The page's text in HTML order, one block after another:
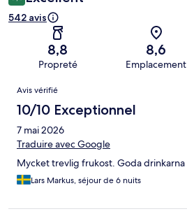
542 avis
8,8
Propreté
8,6
Emplacement
Avis
Avis vérifié
10/10 Exceptionnel
7 mai 2026
Traduire avec Google
Mycket trevlig frukost. Goda drinkarna
Lars Markus, séjour de 6 nuits